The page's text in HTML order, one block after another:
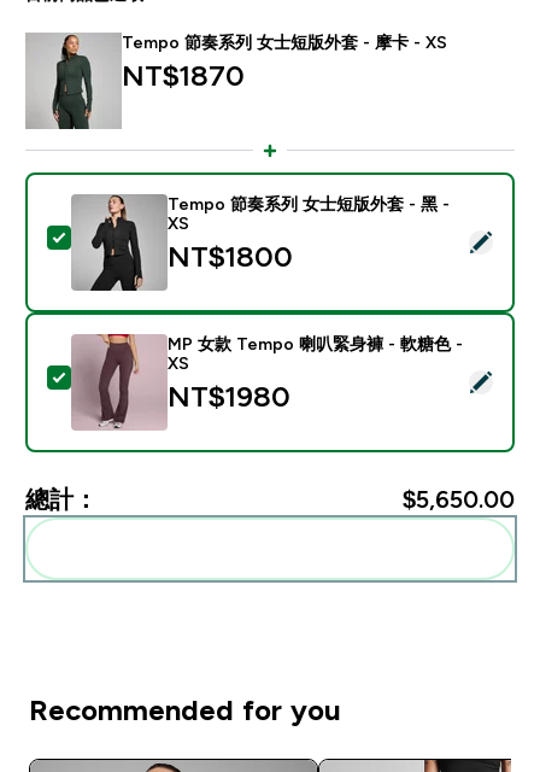
Tempo 節奏系列 女士短版外套 - 摩卡 - XS
NT$1870‎
選取此商品 - Tempo 節奏系列 女士短版外套 - 黑 - XS
Tempo 節奏系列 女士短版外套 - 黑 -
XS
NT$1800‎
選取此商品 - MP 女款 Tempo 喇叭緊身褲 - 軟糖色 - XS
MP 女款 Tempo 喇叭緊身褲 - 軟糖色 -
XS
NT$1980‎
總計： $5,650.00‎
Recommended for you